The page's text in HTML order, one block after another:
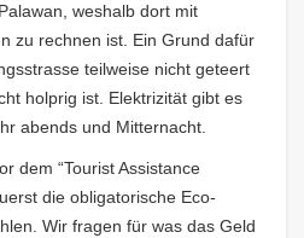
weshalb dort mit
zu rechnen ist. Ein Grund dafür
teilweise nicht geteert
holprig ist. Elektrizität gibt es
abends und Mitternacht.
dem “Tourist Assistance
die obligatorische Eco-
Wir fragen für was das Geld